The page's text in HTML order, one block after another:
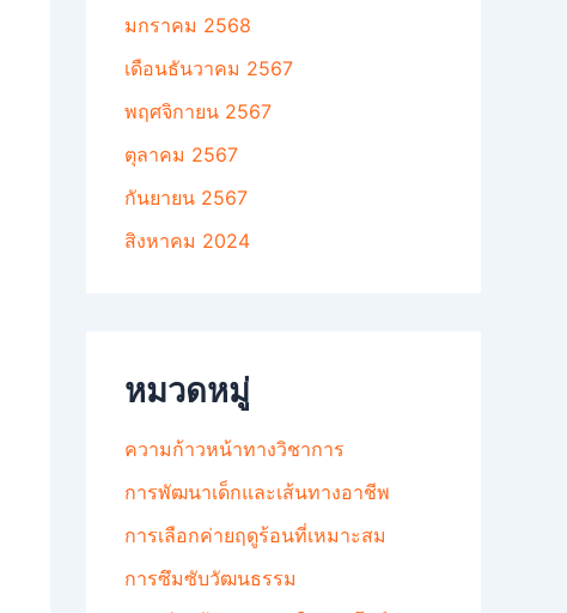
มกราคม 2568
เดือนธันวาคม 2567
พฤศจิกายน 2567
ตุลาคม 2567
กันยายน 2567
สิงหาคม 2024
หมวดหมู่
ความก้าวหน้าทางวิชาการ
การพัฒนาเด็กและเส้นทางอาชีพ
การเลือกค่ายฤดูร้อนที่เหมาะสม
การซึมซับวัฒนธรรม